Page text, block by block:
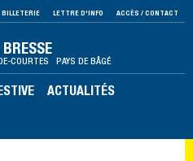
BILLETERIE LETTRE D'INFO ACCÈS / CONTACT
COURTES PAYS DE BÂGÉ
ACTUALITÉS